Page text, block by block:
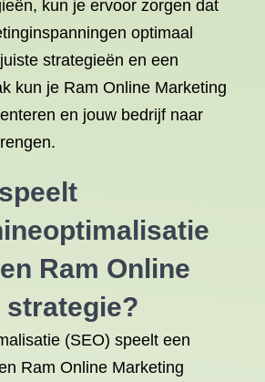
kun je ervoor zorgen dat
optimaal
strategieën en een
kun je Ram Online Marketing
en jouw bedrijf naar
Ram Online
strategie?
(SEO) speelt een
Ram Online Marketing